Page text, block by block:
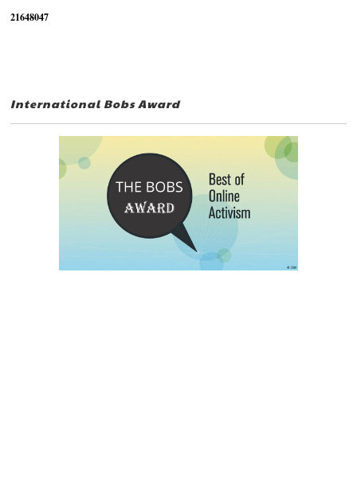
21648047
International Bobs Award